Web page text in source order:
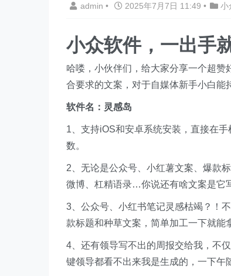
admin • 2025年7月7日 11:49 • 小
小众软件，一出手
哈喽，小伙伴们，给大家分享一个超
合要求的文案，对于自媒体新手小白能
软件名：灵感岛
1、支持iOS和安卓系统安装，直接在
数。
2、无论是公众号、小红薯文案、爆款
微博、杠精语录…你说还有啥文案是它
3、公众号、小红书笔记灵感枯竭？！
款标题和种草文案，简单加工一下就能
4、还有领导写不出的周报交给我，不
键领导都看不出来我是生成的，一下午